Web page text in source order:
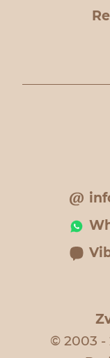
© 2003 -